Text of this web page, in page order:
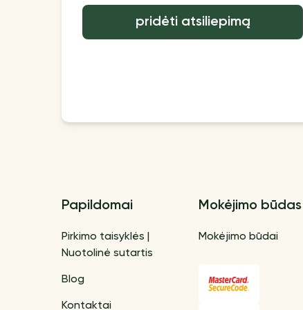
pridėti atsiliepimą
Papildomai
Pirkimo taisyklės |
Nuotolinė sutartis
Blog
Kontaktai
Mokėjimo būdas
Mokėjimo būdai